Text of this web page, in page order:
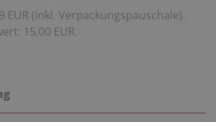
EUR (inkl. Verpackungspauschale).
15,00 EUR.